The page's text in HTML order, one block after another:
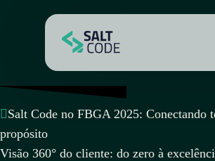
Salt Code no FBGA 2025: Conectando
propósito
Visão 360° do cliente: do zero à